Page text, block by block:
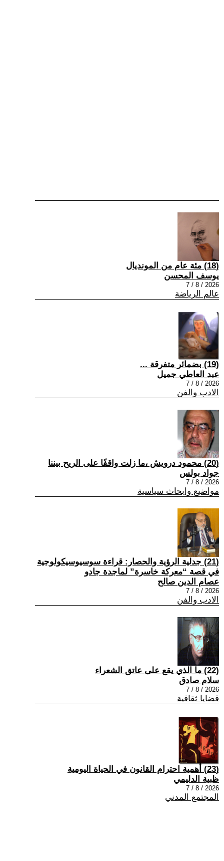
(18) مئة عام من المونديال
يوسف المحسن
2026 / 8 / 7
عالم الرياضة
(19) بضمائر متفرقة ...
عبد العاطي جميل
2026 / 8 / 7
الادب والفن
(20) محمود درويش ،ما زلت واقفًا على الريح بيننا
جواد بولس
2026 / 8 / 7
مواضيع وابحاث سياسية
(21) جدلية الرؤية والحصار: قراءة سوسيوسيكولوجية
في قصة “معركة خاسرة” لماجدة جادو
عصام الدين صالح
2026 / 8 / 7
الادب والفن
(22) ما الذي يقع على عاتق الشعراء
سلام صادق
2026 / 8 / 7
قضايا ثقافية
(23) أهمية احترام القانون في الحياة اليومية
ظبية الدليمي
2026 / 8 / 7
المجتمع المدني